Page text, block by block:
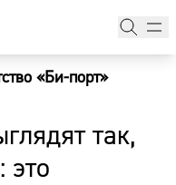
«Би-порт»
так,
это